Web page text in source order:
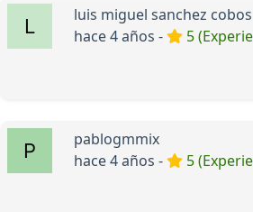
luis miguel sanchez cobos
hace 4 años -
5
pablogmmix
hace 4 años -
5